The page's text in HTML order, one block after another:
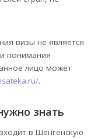
визы не является
понимания
лицо может
.
знать
в Шенгенскую